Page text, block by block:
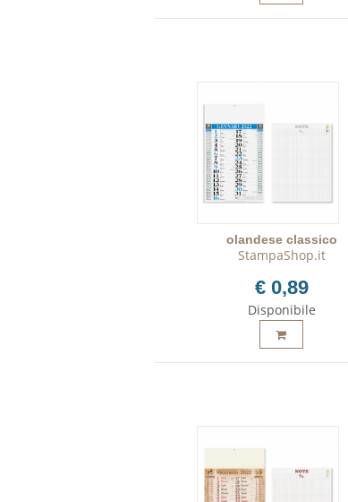
olandese classico
StampaShop.it
€ 0,89
Disponibile